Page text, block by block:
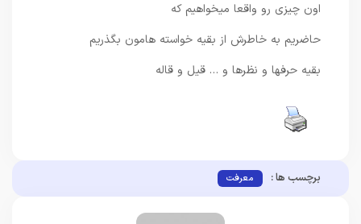
اون چیزی رو واقعا میخواهیم که
حاضریم به خاطرش از بقیه خواسته هامون بگذریم
بقیه حرفها و نظرها و … قیل و قاله
برچسب ها : معرفت